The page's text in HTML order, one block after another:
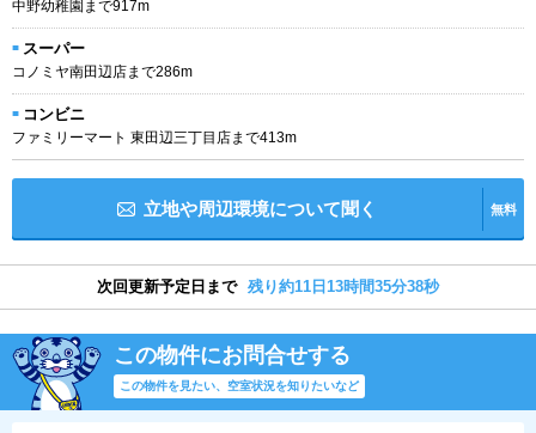
中野幼稚園まで917m
スーパー
コノミヤ南田辺店まで286m
コンビニ
ファミリーマート 東田辺三丁目店まで413m
立地や周辺環境について聞く 無料
次回更新予定日まで 残り約11日13時間35分38秒
この物件にお問合せする
この物件を見たい、空室状況を知りたいなど